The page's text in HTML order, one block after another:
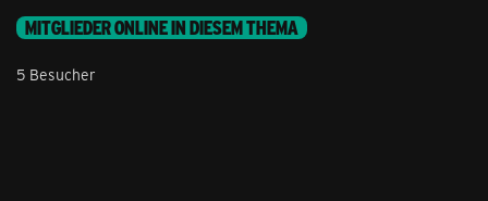
MITGLIEDER ONLINE IN DIESEM THEMA
5 Besucher